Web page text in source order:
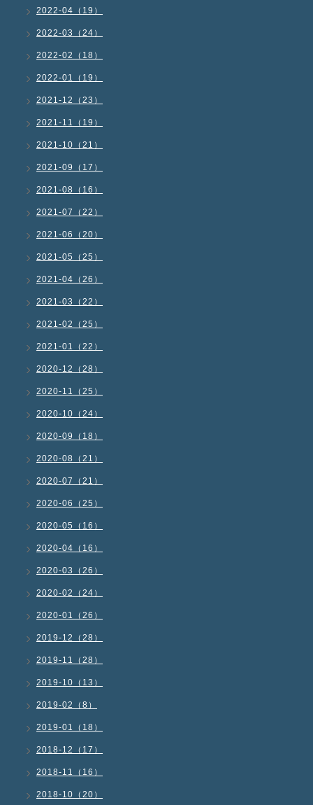
2022-04（19）
2022-03（24）
2022-02（18）
2022-01（19）
2021-12（23）
2021-11（19）
2021-10（21）
2021-09（17）
2021-08（16）
2021-07（22）
2021-06（20）
2021-05（25）
2021-04（26）
2021-03（22）
2021-02（25）
2021-01（22）
2020-12（28）
2020-11（25）
2020-10（24）
2020-09（18）
2020-08（21）
2020-07（21）
2020-06（25）
2020-05（16）
2020-04（16）
2020-03（26）
2020-02（24）
2020-01（26）
2019-12（28）
2019-11（28）
2019-10（13）
2019-02（8）
2019-01（18）
2018-12（17）
2018-11（16）
2018-10（20）